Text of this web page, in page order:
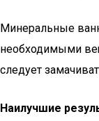
Минеральные
необходимыми
следует
Наилучшие